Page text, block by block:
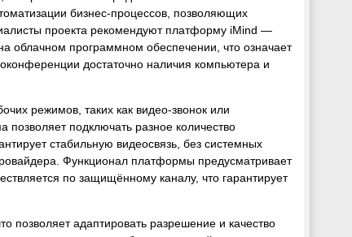
бизнес-процессов, позволяющих
проекта рекомендуют платформу iMind —
облачном программном обеспечении, что означает
достаточно наличия компьютера и
режимов, таких как видео-звонок или
подключать разное количество
стабильную видеосвязь, без системных
Функционал платформы предусматривает
по защищённому каналу, что гарантирует
позволяет адаптировать разрешение и качество